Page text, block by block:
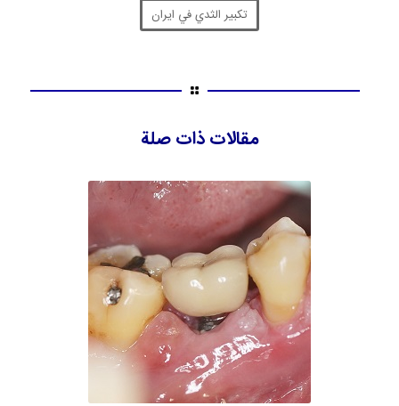
تكبير الثدي في ايران
مقالات ذات صلة